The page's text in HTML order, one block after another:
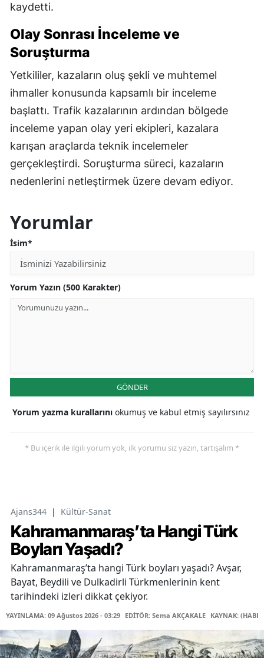
kaydetti.
Olay Sonrası İnceleme ve
Soruşturma
Yetkililer, kazaların oluş şekli ve muhtemel
ihmaller konusunda kapsamlı bir inceleme
başlattı. Trafik kazalarının ardından bölgede
inceleme yapan olay yeri ekipleri, kazalara
karışan araçlarda teknik incelemeler
gerçekleştirdi. Soruşturma süreci, kazaların
nedenlerini netleştirmek üzere devam ediyor.
Yorumlar
İsim*
Yorum Yazın (500 Karakter)
GÖNDER
Yorum yazma kurallarını okumuş ve kabul etmiş sayılırsınız
* Bu içerik ile ilgili yorum yok, ilk yorumu siz yazın, tartışalım *
Ajans344 | Kültür-Sanat
Kahramanmaraş’ta Hangi Türk
Boyları Yaşadı?
Kahramanmaraş’ta hangi Türk boyları yaşadı? Avşar,
Bayat, Beydili ve Dulkadirli Türkmenlerinin kent
tarihindeki izleri dikkat çekiyor.
YAYINLAMA: 09 Ağustos 2026 - 03:29 EDİTÖR: Sema AKÇAKALE KAYNAK: